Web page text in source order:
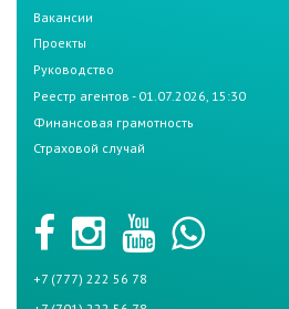
Вакансии
Проекты
Руководство
Реестр агентов - 01.07.2026, 15:30
Финансовая грамотность
Страховой случай
+7 (777) 222 56 78